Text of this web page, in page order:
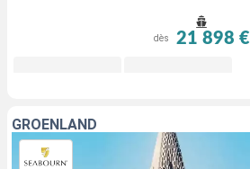
dès 21 898 €
GROENLAND